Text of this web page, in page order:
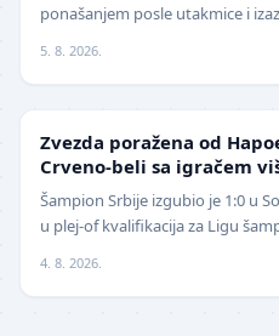
ponašanjem posle utakmice i
5. 8. 2026.
Zvezda poražena od
Crveno-beli sa igračem
izbegnu poraz
Šampion Srbije izgubio je 1:0 u
u plej-of kvalifikacija za Ligu
4. 8. 2026.